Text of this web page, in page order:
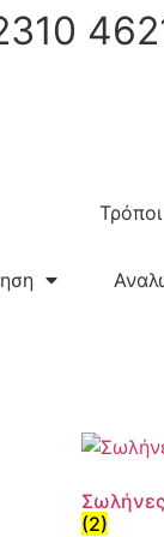
(2)